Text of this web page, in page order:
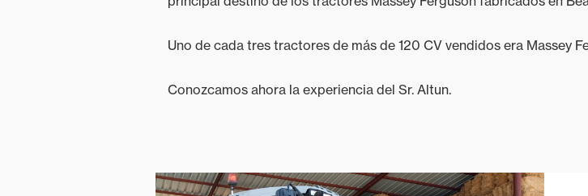
Uno de cada tres tractores de más de 120 CV vendidos era Massey
Conozcamos ahora la experiencia del Sr. Altun.